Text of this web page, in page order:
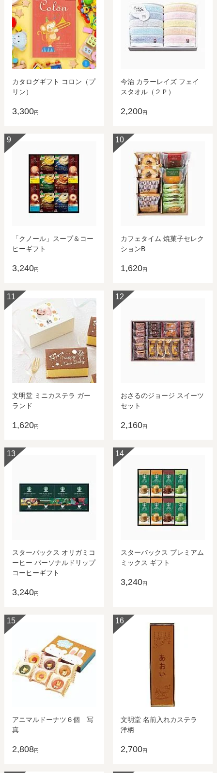
カタログギフト コロン（プ
リン）
3,300円
今治 カラーレイズ フェイ
スタオル（２Ｐ）
2,200円
9
「クノール」スープ＆コー
ヒーギフト
3,240円
10
カフェタイム 焼菓子セレク
ションB
1,620円
11
文明堂 ミニカステラ ガー
ランド
1,620円
12
おさるのジョージ スイーツ
セット
2,160円
13
スターバックス オリガミコ
ーヒー パーソナルドリップ
コーヒーギフト
3,240円
14
スターバックス プレミアム
ミックス ギフト
3,240円
15
アニマルドーナツ６個 写
真
2,808円
16
文明堂 名前入れカステラ
洋柄
2,700円